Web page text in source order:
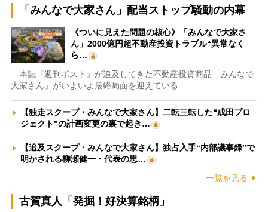
「みんなで大家さん」配当ストップ騒動の内幕
《ついに見えた問題の核心》「みんなで大家さ
ん」2000億円超不動産投資トラブル“異常なく
ら…
本誌『週刊ポスト』が追及してきた不動産投資商品「みんなで
大家さん」がいよいよ最終局面を迎えている…
【独走スクープ・みんなで大家さん】二転三転した“成田プロ
ジェクト”の計画変更の裏で起き…
【追及スクープ・みんなで大家さん】独占入手“内部議事録”で
明かされる柳瀬健一・代表の思…
一覧を見る
古賀真人「発掘！好決算銘柄」